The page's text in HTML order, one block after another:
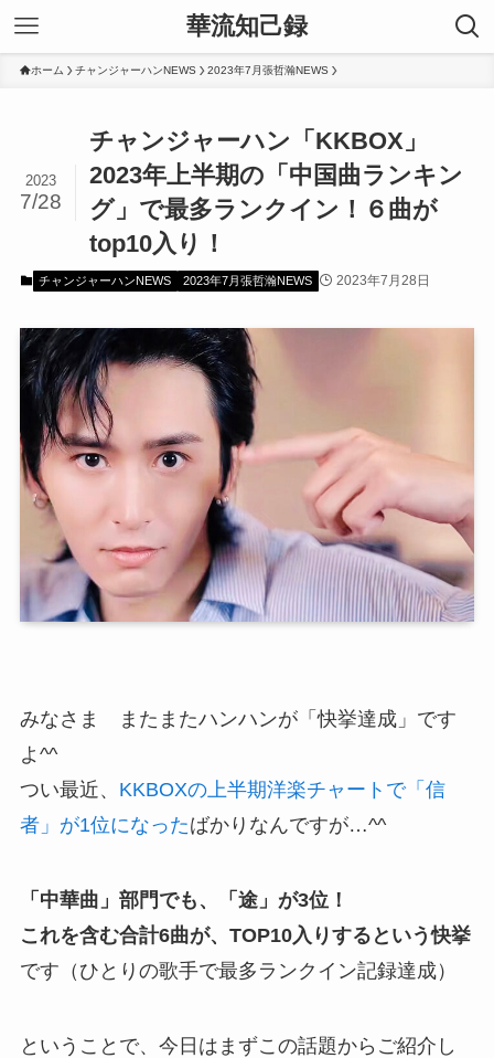
華流知己録
ホーム チャンジャーハンNEWS 2023年7月張哲瀚NEWS
チャンジャーハン「KKBOX」
2023年上半期の「中国曲ランキン
グ」で最多ランクイン！６曲が
top10入り！
2023
7/28
チャンジャーハンNEWS 2023年7月張哲瀚NEWS 2023年7月28日
みなさま またまたハンハンが「快挙達成」です
よ^^
つい最近、 KKBOXの上半期洋楽チャートで「信
者」が1位になったばかりなんですが…^^
「中華曲」部門でも、「途」が3位！
これを含む合計6曲が、TOP10入りするという快挙
です（ひとりの歌手で最多ランクイン記録達成）
ということで、今日はまずこの話題からご紹介し